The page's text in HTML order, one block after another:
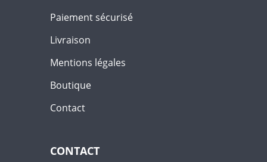
Paiement sécurisé
Livraison
Mentions légales
Boutique
Contact
CONTACT